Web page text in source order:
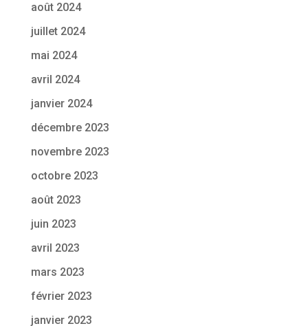
août 2024
juillet 2024
mai 2024
avril 2024
janvier 2024
décembre 2023
novembre 2023
octobre 2023
août 2023
juin 2023
avril 2023
mars 2023
février 2023
janvier 2023